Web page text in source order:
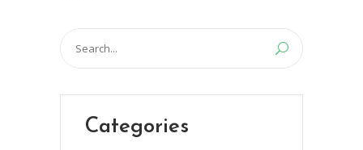
Search
for:
Categories